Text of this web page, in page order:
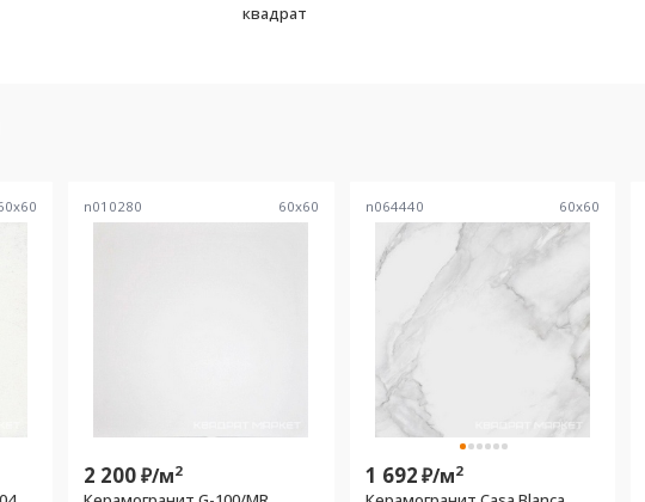
квадрат
x60 n010280 60x60
2 200₽/м2
n064440 60x60
1 692₽/м2